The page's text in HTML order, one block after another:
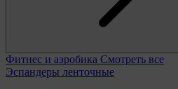
Фитнес и аэробика Смотреть все
Эспандеры ленточные